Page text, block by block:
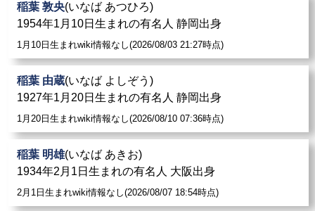
稲葉 敦央(いなば あつひろ)
1954年1月10日生まれの有名人 静岡出身
1月10日生まれwiki情報なし(2026/08/03 21:27時点)
稲葉 由蔵(いなば よしぞう)
1927年1月20日生まれの有名人 静岡出身
1月20日生まれwiki情報なし(2026/08/10 07:36時点)
稲葉 明雄(いなば あきお)
1934年2月1日生まれの有名人 大阪出身
2月1日生まれwiki情報なし(2026/08/07 18:54時点)